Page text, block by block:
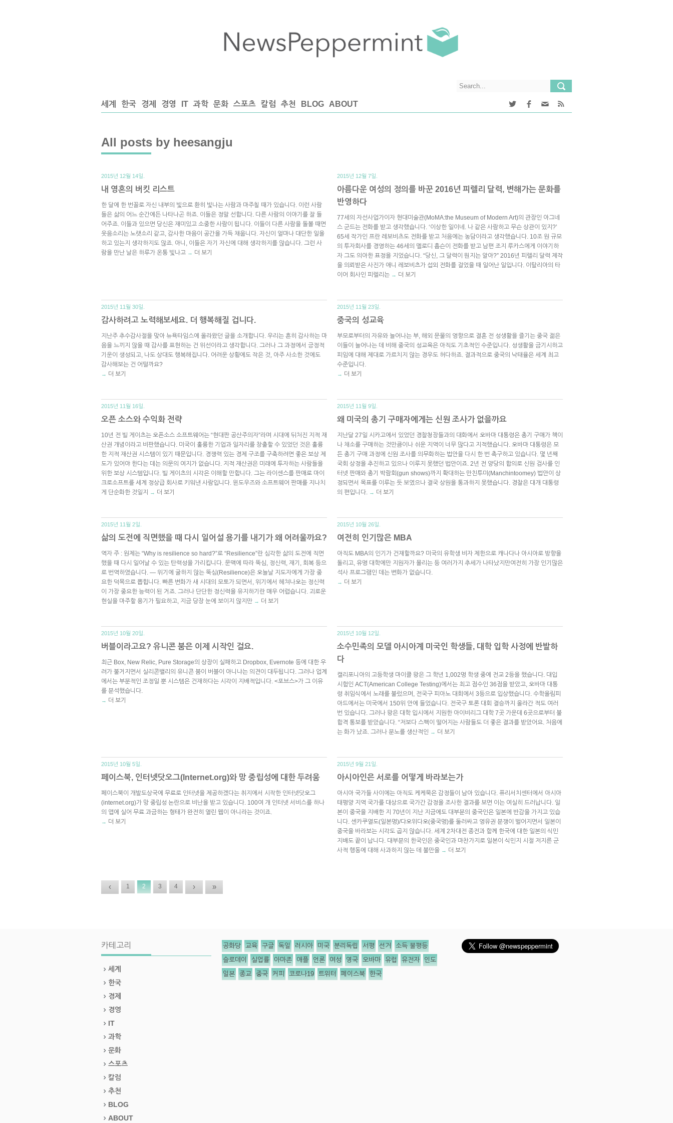
세계 한국 경제 경영 IT 과학 문화 스포츠 칼럼 추천 BLOG ABOUT
All posts by heesangju
2015년 12월 14일.
내 영혼의 버킷 리스트
한 달에 한 번꼴로 자신 내부의 빛으로 환히 빛나는 사람과 마주칠 때가 있습니다. 이런 사람
들은 삶의 어느 순간에든 나타나곤 하죠. 이들은 정말 선합니다. 다른 사람의 이야기를 잘 들
어주죠. 이들과 있으면 당신은 재미있고 소중한 사람이 됩니다. 이들이 다른 사람을 돌볼 때면
웃음소리는 노랫소리 같고, 감사한 마음이 공간을 가득 채웁니다. 자신이 얼마나 대단한 일을
하고 있는지 생각하지도 않죠. 아니, 이들은 자기 자신에 대해 생각하지를 않습니다. 그런 사
람을 만난 날은 하루가 온통 빛나고 → 더 보기
2015년 12월 7일.
아름다운 여성의 정의를 바꾼 2016년 피렐리 달력, 변해가는 문화를
반영하다
77세의 자선사업가이자 현대미술관(MoMA:the Museum of Modern Art)의 관장인 아그네
스 군드는 전화를 받고 생각했습니다. ‘이상한 일이네. 나 같은 사람하고 무슨 상관이 있지?’
65세 작가인 프란 레보비츠도 전화를 받고 처음에는 농담이라고 생각했습니다. 10조 원 규모
의 투자회사를 경영하는 46세의 멜로디 홉슨이 전화를 받고 남편 조지 루카스에게 이야기하
자 그도 의아한 표정을 지었습니다. “당신, 그 달력이 뭔지는 알아?” 2016년 피렐리 달력 제작
을 의뢰받은 사진가 애니 레보비츠가 섭외 전화를 걸었을 때 일어난 일입니다. 이탈리아의 타
이어 회사인 피렐리는 → 더 보기
2015년 11월 30일.
감사하려고 노력해보세요. 더 행복해질 겁니다.
지난주 추수감사절을 맞아 뉴욕타임스에 올라왔던 글을 소개합니다. 우리는 흔히 감사하는 마
음을 느끼지 않을 때 감사를 표현하는 건 위선이라고 생각합니다. 그러나 그 과정에서 긍정적
기운이 생성되고, 나도 상대도 행복해집니다. 어려운 상황에도 작은 것, 아주 사소한 것에도
감사해보는 건 어떨까요?
→ 더 보기
2015년 11월 23일.
중국의 성교육
부모로부터의 자유와 늘어나는 부, 해외 문물의 영향으로 결혼 전 성생활을 즐기는 중국 젊은
이들이 늘어나는 데 비해 중국의 성교육은 아직도 기초적인 수준입니다. 성생활을 금기시하고
피임에 대해 제대로 가르치지 않는 경우도 허다하죠. 결과적으로 중국의 낙태율은 세계 최고
수준입니다.
→ 더 보기
2015년 11월 16일.
오픈 소스와 수익화 전략
10년 전 빌 게이츠는 오픈소스 소프트웨어는 “현대판 공산주의자”라며 시대에 뒤처진 지적 재
산권 개념이라고 비판했습니다. 미국이 훌륭한 기업과 일자리를 창출할 수 있었던 것은 훌륭
한 지적 재산권 시스템이 있기 때문입니다. 경쟁력 있는 경제 구조를 구축하려면 좋은 보상 제
도가 있어야 한다는 데는 의문의 여지가 없습니다. 지적 재산권은 미래에 투자하는 사람들을
위한 보상 시스템입니다. 빌 게이츠의 시각은 이해할 만합니다. 그는 라이센스를 판매로 마이
크로소프트를 세계 정상급 회사로 키워낸 사람입니다. 윈도우즈와 소프트웨어 판매를 지나치
게 단순화한 것일지
→ 더 보기
2015년 11월 9일.
왜 미국의 총기 구매자에게는 신원 조사가 없을까요
지난달 27일 시카고에서 있었던 경찰청장들과의 대화에서 오바마 대통령은 총기 구매가 책이
나 채소를 구매하는 것만큼이나 쉬운 지역이 너무 많다고 지적했습니다. 오바마 대통령은 모
든 총기 구매 과정에 신원 조사를 의무화하는 법안을 다시 한 번 촉구하고 있습니다. 몇 년째
국회 상정을 추진하고 있으나 이루지 못했던 법안이죠. 2년 전 양당의 합의로 신원 검사를 인
터넷 판매와 총기 박람회(gun shows)까지 확대하는 만친투미(Manchintoomey) 법안이 상
정되면서 목표를 이루는 듯 보였으나 결국 상원을 통과하지 못했습니다. 경찰은 대개 대통령
의 편입니다. → 더 보기
2015년 11월 2일.
삶의 도전에 직면했을 때 다시 일어설 용기를 내기가 왜 어려울까요?
역자 주 : 원제는 “Why is resilience so hard?”로 “Resilience”란 심각한 삶의 도전에 직면
했을 때 다시 일어날 수 있는 탄력성을 가리킵니다. 문맥에 따라 뚝심, 정신력, 재기, 회복 등으
로 번역하였습니다. — 위기에 굴하지 않는 뚝심(Resilience)은 오늘날 지도자에게 가장 중
요한 덕목으로 뽑힙니다. 빠른 변화가 새 시대의 모토가 되면서, 위기에서 헤쳐나오는 정신력
이 가장 중요한 능력이 된 거죠. 그러나 단단한 정신력을 유지하기란 매우 어렵습니다. 괴로운
현실을 마주할 용기가 필요하고, 지금 당장 눈에 보이지 않지만 → 더 보기
2015년 10월 26일.
여전히 인기많은 MBA
아직도 MBA의 인기가 건재할까요? 미국의 유학생 비자 제한으로 캐나다나 아시아로 방향을
돌리고, 유명 대학에만 지원자가 몰리는 등 여러가지 추세가 나타났지만여전히 가장 인기많은
석사 프로그램인 데는 변화가 없습니다.
→ 더 보기
2015년 10월 20일.
버블이라고요? 유니콘 붐은 이제 시작인 걸요.
최근 Box, New Relic, Pure Storage의 상장이 실패하고 Dropbox, Evernote 등에 대한 우
려가 불거지면서 실리콘밸리의 유니콘 붐이 버블이 아니냐는 의견이 대두됩니다. 그러나 업계
에서는 부분적인 조정일 뿐 시스템은 건재하다는 시각이 지배적입니다. <포브스>가 그 이유
를 분석했습니다.
→ 더 보기
2015년 10월 12일.
소수민족의 모델 아시아계 미국인 학생들, 대학 입학 사정에 반발하
다
캘리포니아의 고등학생 마이클 왕은 그 학년 1,002명 학생 중에 전교 2등을 했습니다. 대입
시험인 ACT(American College Testing)에서는 최고 점수인 36점을 받았고, 오바마 대통
령 취임식에서 노래를 불렀으며, 전국구 피아노 대회에서 3등으로 입상했습니다. 수학올림피
아드에서는 미국에서 150위 안에 들었습니다. 전국구 토론 대회 결승까지 올라간 적도 여러
번 있습니다. 그러나 왕은 대학 입시에서 지원한 아이비리그 대학 7곳 가운데 6곳으로부터 불
합격 통보를 받았습니다. “저보다 스펙이 떨어지는 사람들도 더 좋은 결과를 받았어요. 처음에
는 화가 났죠. 그러나 분노를 생산적인 → 더 보기
2015년 10월 5일.
페이스북, 인터넷닷오그(Internet.org)와 망 중립성에 대한 두려움
페이스북이 개발도상국에 무료로 인터넷을 제공하겠다는 취지에서 시작한 인터넷닷오그
(internet.org)가 망 중립성 논란으로 비난을 받고 있습니다. 100여 개 인터넷 서비스를 하나
의 앱에 실어 무료 과금하는 형태가 완전히 열린 웹이 아니라는 것이죠.
→ 더 보기
2015년 9월 21일.
아시아인은 서로를 어떻게 바라보는가
아시아 국가들 사이에는 아직도 케케묵은 감정들이 남아 있습니다. 퓨리서치센터에서 아시아
태평양 지역 국가를 대상으로 국가간 감정을 조사한 결과를 보면 이는 여실히 드러납니다. 일
본이 중국을 지배한 지 70년이 지난 지금에도 대부분의 중국인은 일본에 반감을 가지고 있습
니다. 센카쿠열도(일본명)/댜오위다오(중국명)를 둘러싸고 영유권 분쟁이 벌어지면서 일본이
중국을 바라보는 시각도 곱지 않습니다. 세계 2차대전 종전과 함께 한국에 대한 일본의 식민
지배도 끝이 납니다. 대부분의 한국인은 중국인과 마찬가지로 일본이 식민지 시절 저지른 군
사적 행동에 대해 사과하지 않는 데 불만을 → 더 보기
‹ 1 2 3 4 › »
카테고리
세계
한국
경제
경영
IT
과학
문화
스포츠
칼럼
추천
BLOG
ABOUT
공화당 교육 구글 독일 러시아 미국 분리독립 서평 선거 소득 불평등
슬로데이 실업률 아마존 애플 언론 여성 영국 오바마 유럽 유전자 인도
일본 종교 중국 커피 코로나19 트위터 페이스북 한국